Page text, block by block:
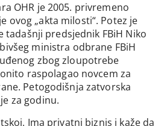
OHR je 2005. privremeno
ovog „akta milosti“. Potez je
tadašnji predsjednik FBiH Niko
ministra odbrane FBiH
zbog zloupotrebe
raspolagao novcem za
Petogodišnja zatvorska
za godinu.
Ima privatni biznis i kaže da